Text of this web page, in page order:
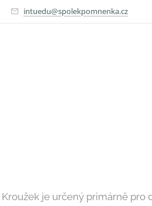
intuedu@spolekpomnenka.cz
Kroužek je určený primárně pro